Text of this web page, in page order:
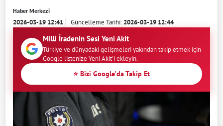
Haber Merkezi
2026-03-19 12:41 Güncelleme Tarihi:2026-03-19 12:44
Milli İradenin Sesi Yeni Akit
Türkiye ve dünyadaki gelişmeleri yakından takip etmek için
Google listenize Yeni Akit'i ekleyin.
⭐ Bizi Google'da Takip Et